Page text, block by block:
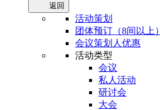
返回
活动策划
团体预订（8间以上）
会议策划人优惠
活动类型
会议
私人活动
研讨会
大会